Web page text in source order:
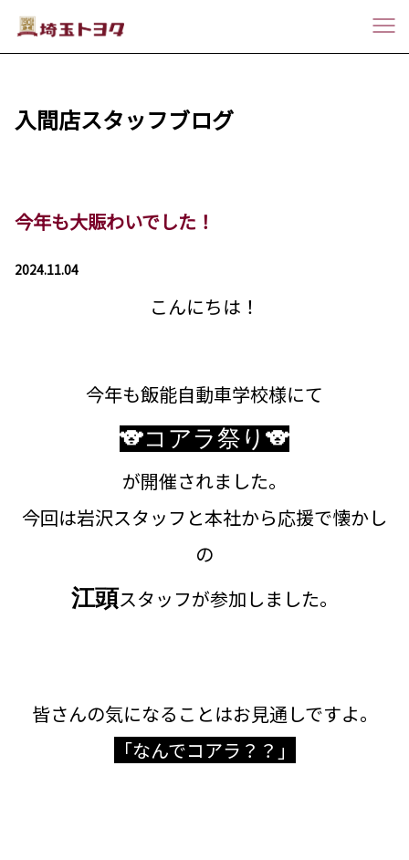
入間店スタッフブログ
今年も大賑わいでした！
2024.11.04
こんにちは！
今年も飯能自動車学校様にて
🐨コアラ祭り🐨
が開催されました。
今回は岩沢スタッフと本社から応援で懐かし
の
江頭スタッフが参加しました。
皆さんの気になることはお見通しですよ。
「なんでコアラ？？」